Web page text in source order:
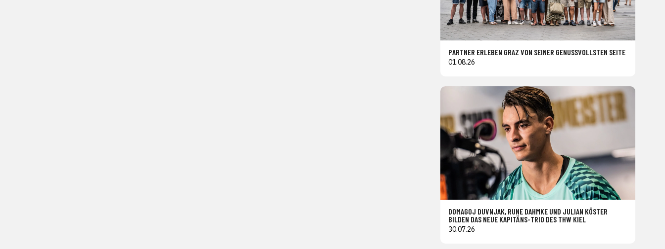
PARTNER ERLEBEN GRAZ VON SEINER GENUSSVOLLSTEN SEITE
01.08.26
DOMAGOJ DUVNJAK, RUNE DAHMKE UND JULIAN KÖSTER
BILDEN DAS NEUE KAPITÄNS-TRIO DES THW KIEL
30.07.26